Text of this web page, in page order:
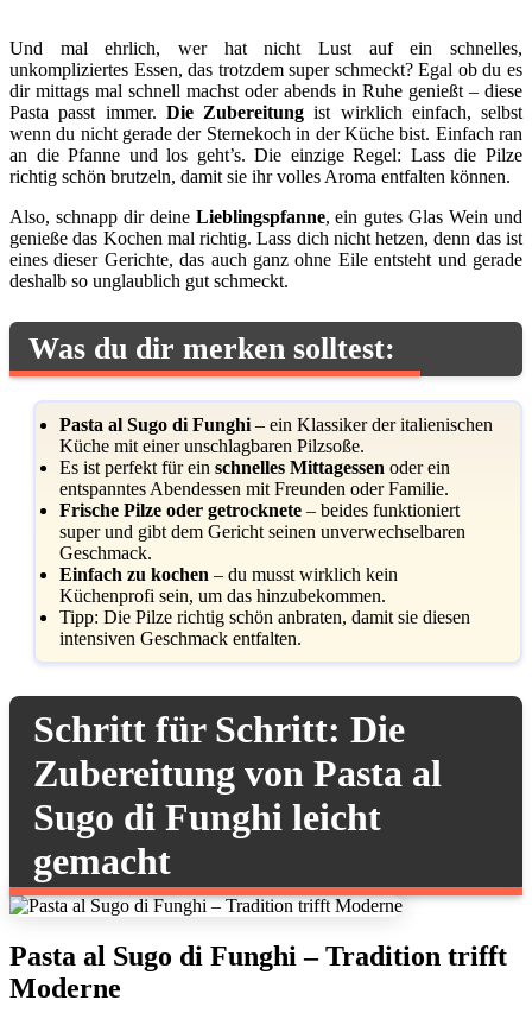
Und mal ehrlich, wer hat nicht Lust auf ein schnelles,
unkompliziertes Essen, das trotzdem super schmeckt? Egal ob du es
dir mittags mal schnell machst oder abends in Ruhe genießt – diese
Pasta passt immer. Die Zubereitung ist wirklich einfach, selbst
wenn du nicht gerade der Sternekoch in der Küche bist. Einfach ran
an die Pfanne und los geht’s. Die einzige Regel: Lass die Pilze
richtig schön brutzeln, damit sie ihr volles Aroma entfalten können.
Also, schnapp dir deine Lieblingspfanne, ein gutes Glas Wein und
genieße das Kochen mal richtig. Lass dich nicht hetzen, denn das ist
eines dieser Gerichte, das auch ganz ohne Eile entsteht und gerade
deshalb so unglaublich gut schmeckt.
Was du dir merken solltest:
Pasta al Sugo di Funghi – ein Klassiker der italienischen
Küche mit einer unschlagbaren Pilzsoße.
Es ist perfekt für ein schnelles Mittagessen oder ein
entspanntes Abendessen mit Freunden oder Familie.
Frische Pilze oder getrocknete – beides funktioniert
super und gibt dem Gericht seinen unverwechselbaren
Geschmack.
Einfach zu kochen – du musst wirklich kein
Küchenprofi sein, um das hinzubekommen.
Tipp: Die Pilze richtig schön anbraten, damit sie diesen
intensiven Geschmack entfalten.
Schritt für Schritt: Die
Zubereitung von Pasta al
Sugo di Funghi leicht
gemacht
Pasta al Sugo di Funghi – Tradition trifft
Moderne